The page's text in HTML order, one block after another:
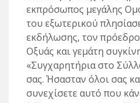
εκπρόσωπος μεγάλης
του εξωτερικού
εκδήλωσης, τον
Οξυάς και γεμάτη
«Συγχαρητήρια στο
σας. Ήσασταν όλοι σας
συνεχίσετε αυτό που